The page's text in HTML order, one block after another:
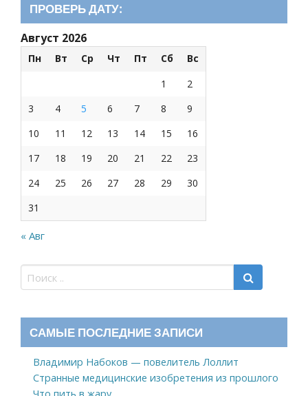
ПРОВЕРЬ ДАТУ:
Август 2026
Пн Вт Ср Чт Пт Сб
Вс
1
2
3
4 5 6 7 8
9
10
11 12 13 14 15
16
17
18 19 20 21 22
23
24
25 26 27 28 29
30
31
« Авг
САМЫЕ ПОСЛЕДНИЕ ЗАПИСИ
Владимир Набоков — повелитель Лоллит
Странные медицинские изобретения из прошлого